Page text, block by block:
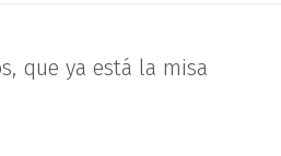
que ya está la misa